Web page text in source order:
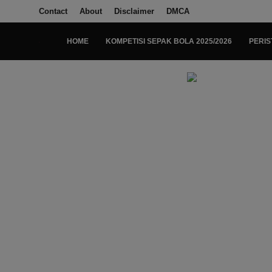
Contact About Disclaimer DMCA
HOME KOMPETISI SEPAK BOLA 2025/2026